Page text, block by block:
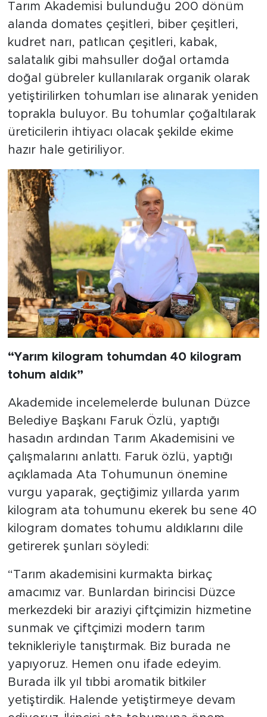
Tarım Akademisi bulunduğu 200 dönüm
alanda domates çeşitleri, biber çeşitleri,
kudret narı, patlıcan çeşitleri, kabak,
salatalık gibi mahsuller doğal ortamda
doğal gübreler kullanılarak organik olarak
yetiştirilirken tohumları ise alınarak yeniden
toprakla buluyor. Bu tohumlar çoğaltılarak
üreticilerin ihtiyacı olacak şekilde ekime
hazır hale getiriliyor.
“Yarım kilogram tohumdan 40 kilogram
tohum aldık”
Akademide incelemelerde bulunan Düzce
Belediye Başkanı Faruk Özlü, yaptığı
hasadın ardından Tarım Akademisini ve
çalışmalarını anlattı. Faruk özlü, yaptığı
açıklamada Ata Tohumunun önemine
vurgu yaparak, geçtiğimiz yıllarda yarım
kilogram ata tohumunu ekerek bu sene 40
kilogram domates tohumu aldıklarını dile
getirerek şunları söyledi:
“Tarım akademisini kurmakta birkaç
amacımız var. Bunlardan birincisi Düzce
merkezdeki bir araziyi çiftçimizin hizmetine
sunmak ve çiftçimizi modern tarım
teknikleriyle tanıştırmak. Biz burada ne
yapıyoruz. Hemen onu ifade edeyim.
Burada ilk yıl tıbbi aromatik bitkiler
yetiştirdik. Halende yetiştirmeye devam